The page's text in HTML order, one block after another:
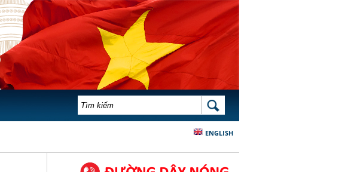
BIỂU MẪU TÌM KIẾM TÌM KIẾM
ENGLISH